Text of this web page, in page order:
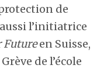
de
l’initiatrice
Futureen Suisse,
de l’école